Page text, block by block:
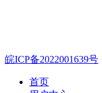
皖ICP备2022001639号
首页